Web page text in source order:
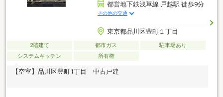
都営地下鉄浅草線 戸越駅 徒歩9分
その他の交通
東京都品川区豊町１丁目
2階建て 都市ガス
駐車場あり
システムキッチン
所有権
【空室】品川区豊町1丁目 中古戸建